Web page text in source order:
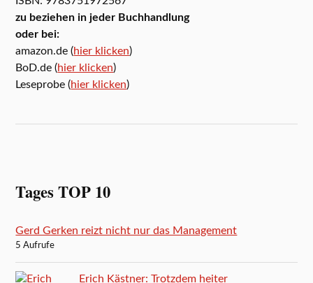
zu beziehen in jeder Buchhandlung
oder bei:
amazon.de (hier klicken)
BoD.de (hier klicken)
Leseprobe (hier klicken)
Tages TOP 10
Gerd Gerken reizt nicht nur das Management
5 Aufrufe
Erich Kästner: Trotzdem heiter